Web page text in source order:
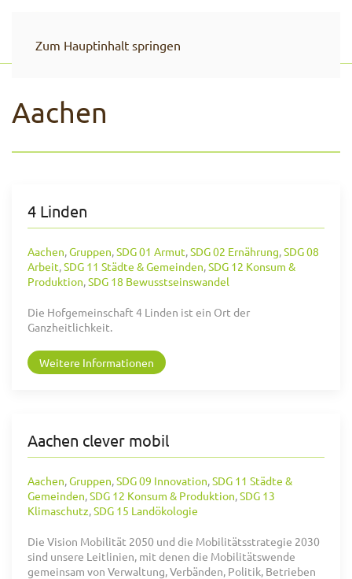
Zum Hauptinhalt springen
Aachen
4 Linden
Aachen,Gruppen,SDG 01 Armut,SDG 02 Ernährung,SDG 08
Arbeit,SDG 11 Städte & Gemeinden,SDG 12 Konsum &
Produktion,SDG 18 Bewusstseinswandel
Die Hofgemeinschaft 4 Linden ist ein Ort der
Ganzheitlichkeit.
Weitere Informationen
Aachen clever mobil
Aachen,Gruppen,SDG 09 Innovation,SDG 11 Städte &
Gemeinden,SDG 12 Konsum & Produktion,SDG 13
Klimaschutz,SDG 15 Landökologie
Die Vision Mobilität 2050 und die Mobilitätsstrategie 2030
sind unsere Leitlinien, mit denen die Mobilitätswende
gemeinsam von Verwaltung, Verbänden, Politik, Betrieben